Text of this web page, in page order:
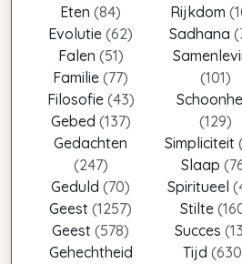
Eten (84)
Evolutie (62)
Falen (51)
Familie (77)
Filosofie (43)
Gebed (137)
Gedachten
(247)
Geduld (70)
Geest (1257)
Geest (578)
Gehechtheid
Rijkdom
Sadhana
(101)
(129)
Simpliciteit
Slaap
Spiritueel
Stilte
Succes
Tijd